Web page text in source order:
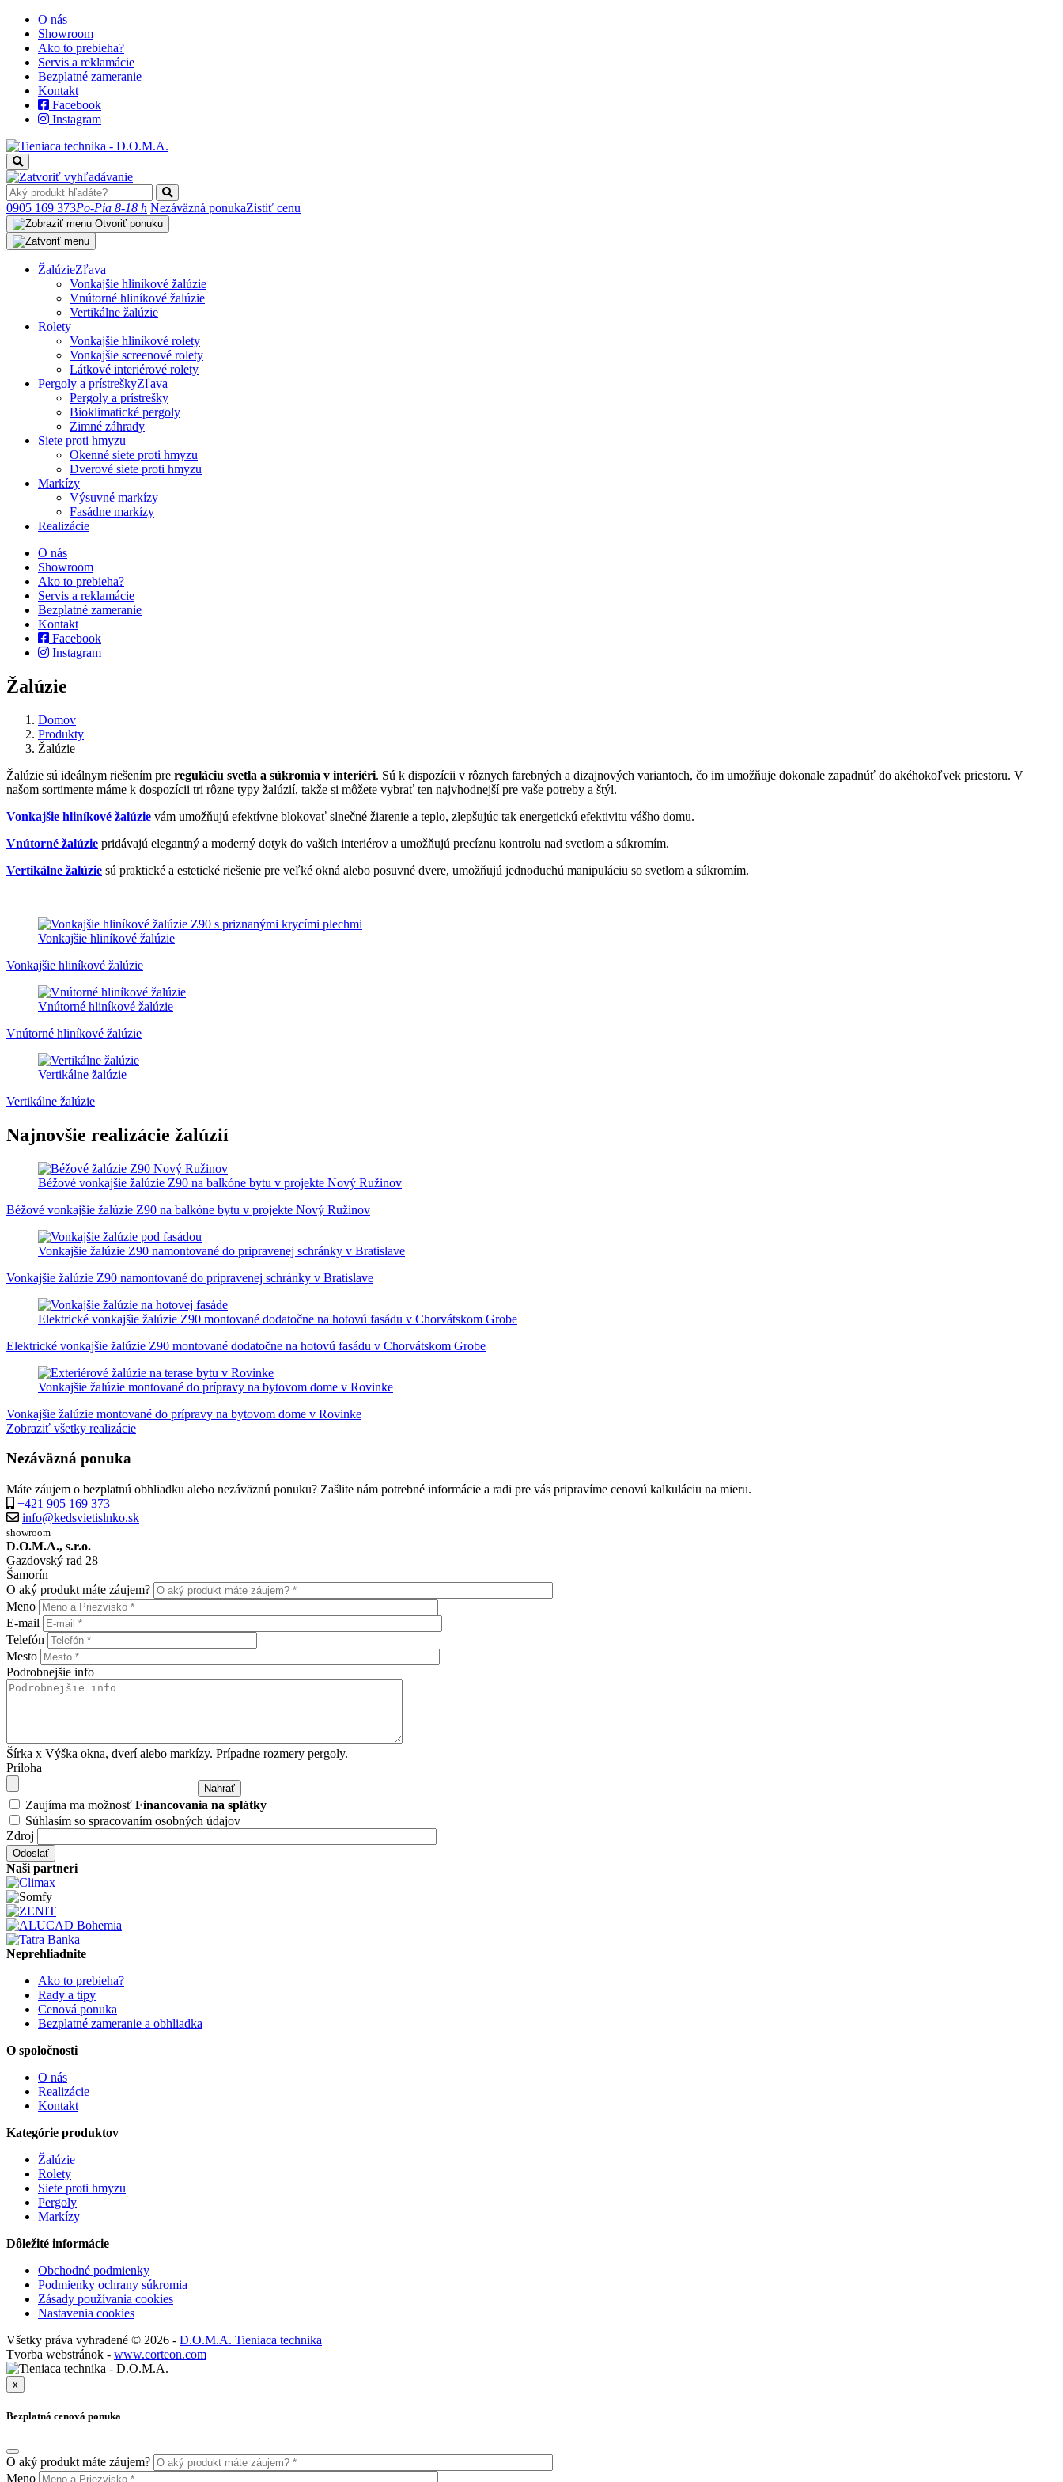
O nás
Showroom
Ako to prebieha?
Servis a reklamácie
Bezplatné zameranie
Kontakt
Facebook
Instagram
0905 169 373Po-Pia 8-18 h Nezáväzná ponukaZistiť cenu
Otvoriť ponuku
ŽalúzieZľava
Vonkajšie hliníkové žalúzie
Vnútorné hliníkové žalúzie
Vertikálne žalúzie
Rolety
Vonkajšie hliníkové rolety
Vonkajšie screenové rolety
Látkové interiérové rolety
Pergoly a prístreškyZľava
Pergoly a prístrešky
Bioklimatické pergoly
Zimné záhrady
Siete proti hmyzu
Okenné siete proti hmyzu
Dverové siete proti hmyzu
Markízy
Výsuvné markízy
Fasádne markízy
Realizácie
O nás
Showroom
Ako to prebieha?
Servis a reklamácie
Bezplatné zameranie
Kontakt
Facebook
Instagram
Žalúzie
Domov
Produkty
Žalúzie
Žalúzie sú ideálnym riešením pre reguláciu svetla a súkromia v interiéri. Sú k dispozícii v rôznych farebných a dizajnových variantoch, čo im umožňuje dokonale zapadnúť do akéhokoľvek priestoru. V
našom sortimente máme k dospozícii tri rôzne typy žalúzií, takže si môžete vybrať ten najvhodnejší pre vaše potreby a štýl.
Vonkajšie hliníkové žalúzie vám umožňujú efektívne blokovať slnečné žiarenie a teplo, zlepšujúc tak energetickú efektivitu vášho domu.
Vnútorné žalúzie pridávajú elegantný a moderný dotyk do vašich interiérov a umožňujú precíznu kontrolu nad svetlom a súkromím.
Vertikálne žalúzie sú praktické a estetické riešenie pre veľké okná alebo posuvné dvere, umožňujú jednoduchú manipuláciu so svetlom a súkromím.
Vonkajšie hliníkové žalúzie
Vonkajšie hliníkové žalúzie
Vnútorné hliníkové žalúzie
Vnútorné hliníkové žalúzie
Vertikálne žalúzie
Vertikálne žalúzie
Najnovšie realizácie žalúzií
Béžové vonkajšie žalúzie Z90 na balkóne bytu v projekte Nový Ružinov
Béžové vonkajšie žalúzie Z90 na balkóne bytu v projekte Nový Ružinov
Vonkajšie žalúzie Z90 namontované do pripravenej schránky v Bratislave
Vonkajšie žalúzie Z90 namontované do pripravenej schránky v Bratislave
Elektrické vonkajšie žalúzie Z90 montované dodatočne na hotovú fasádu v Chorvátskom Grobe
Elektrické vonkajšie žalúzie Z90 montované dodatočne na hotovú fasádu v Chorvátskom Grobe
Vonkajšie žalúzie montované do prípravy na bytovom dome v Rovinke
Vonkajšie žalúzie montované do prípravy na bytovom dome v Rovinke
Zobraziť všetky realizácie
Nezáväzná ponuka
Máte záujem o bezplatnú obhliadku alebo nezáväznú ponuku? Zašlite nám potrebné informácie a radi pre vás pripravíme cenovú kalkuláciu na mieru.
+421 905 169 373
info@kedsvietislnko.sk
showroom
D.O.M.A., s.r.o.
Gazdovský rad 28
Šamorín
O aký produkt máte záujem?
Meno
E-mail
Telefón
Mesto
Podrobnejšie info
Šírka x Výška okna, dverí alebo markízy. Prípadne rozmery pergoly.
Príloha
Zaujíma ma možnosť Financovania na splátky
Súhlasím so spracovaním osobných údajov
Zdroj
Naši partneri
Neprehliadnite
Ako to prebieha?
Rady a tipy
Cenová ponuka
Bezplatné zameranie a obhliadka
O spoločnosti
O nás
Realizácie
Kontakt
Kategórie produktov
Žalúzie
Rolety
Siete proti hmyzu
Pergoly
Markízy
Dôležité informácie
Obchodné podmienky
Podmienky ochrany súkromia
Zásady používania cookies
Nastavenia cookies
Všetky práva vyhradené © 2026 - D.O.M.A. Tieniaca technika
Tvorba webstránok - www.corteon.com
x
Bezplatná cenová ponuka
O aký produkt máte záujem?
Meno